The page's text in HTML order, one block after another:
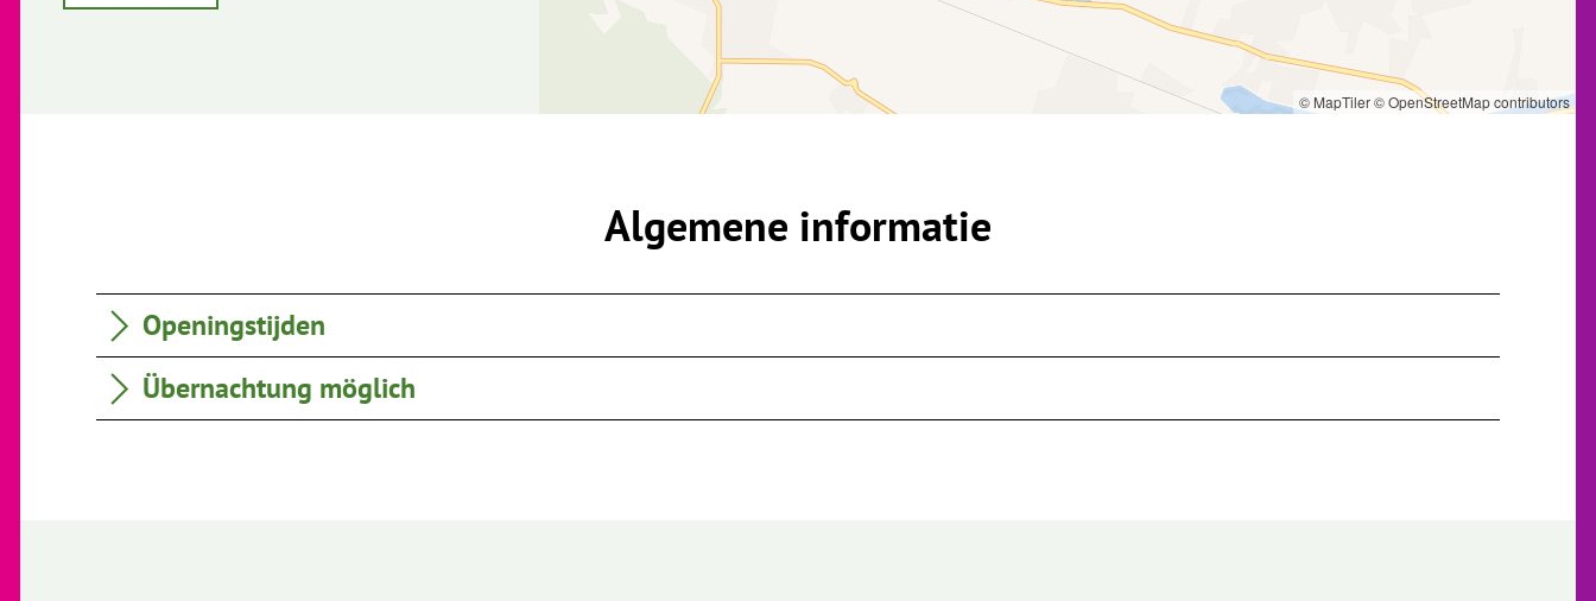
© MapTiler© OpenStreetMap contributors
Algemene informatie
Openingstijden
Übernachtung möglich